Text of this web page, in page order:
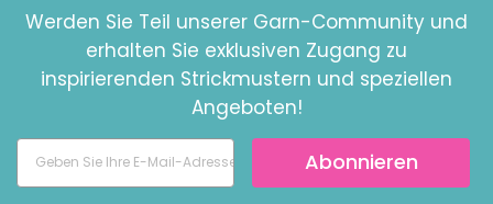
Werden Sie Teil unserer Garn-Community und
erhalten Sie exklusiven Zugang zu
inspirierenden Strickmustern und speziellen
Angeboten!
Abonnieren